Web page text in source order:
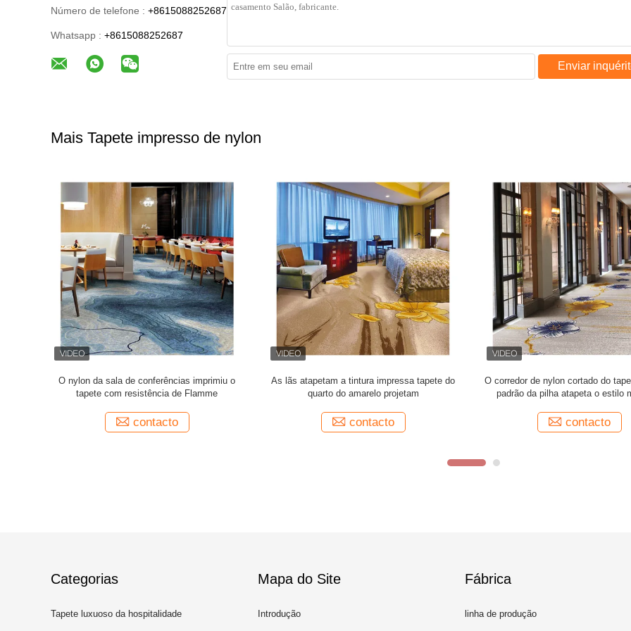
Número de telefone : +8615088252687
Whatsapp : +8615088252687
Enviar
Mais Tapete impresso de nylon
Parede eficaz na redução de custos para
murar o tapete impresso de nylon com
contacto
Parede para murar o tapete impresso poliéster
100% para a sala da pensão do hotel
contacto
O assoalho da sala de visitas do
imprimiu o tapete do tapete de lãs
contacto
Categorias
Tapete luxuoso da hospitalidade
Mapa do Site
Introdução
Fábrica
linha de produção